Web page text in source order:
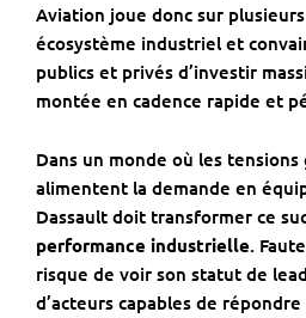
Aviation joue donc sur
écosystème industriel et
publics et privés d’investir
montée en cadence rapide et
Dans un monde où les
alimentent la demande en
Dassault doit transformer ce
performance industrielle.
risque de voir son statut de
d’acteurs capables de